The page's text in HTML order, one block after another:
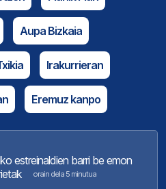
Aupa Bizkaia
Irakurrieran
Eremuz kanpo
estreinaldien barri be emon
orain dela 5 minutua